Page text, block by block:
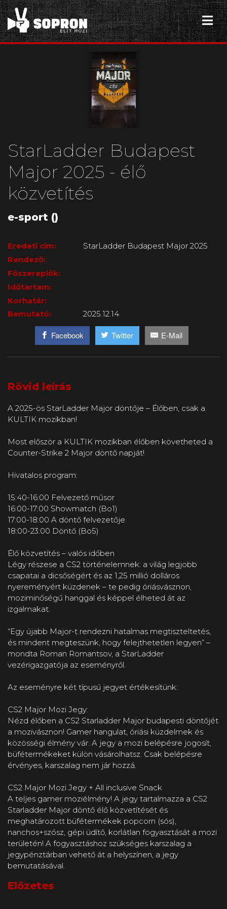
StarLadder Budapest
Major 2025 - élő
közvetítés
e-sport ()
Eredeti cím:
StarLadder Budapest Major 2025
Rendező:
Főszereplők:
Időtartam:
Korhatár:
Bemutató:
2025.12.14
Facebook Twitter E-Mail
Rövid leírás
A 2025-ös StarLadder Major döntője – Élőben, csak a
KULTIK mozikban!
Most először a KULTIK mozikban élőben követheted a
Counter-Strike 2 Major döntő napját!
Hivatalos program:
15:40-16:00 Felvezető műsor
16:00-17:00 Showmatch (Bo1)
17:00-18:00 A döntő felvezetője
18:00-23:00 Döntő (Bo5)
Élő közvetítés – valós időben
Légy részese a CS2 történelemnek: a világ legjobb
csapatai a dicsőségért és az 1,25 millió dolláros
nyereményért küzdenek – te pedig óriásvásznon,
moziminőségű hanggal és képpel élheted át az
izgalmakat.
“Egy újabb Major-t rendezni hatalmas megtiszteltetés,
és mindent megteszünk, hogy felejthetetlen legyen” –
mondta Roman Romantsov, a StarLadder
vezérigazgatója az eseményről.
Az eseményre két típusú jegyet értékesítünk:
CS2 Major Mozi Jegy:
Nézd élőben a CS2 Starladder Major budapesti döntőjét
a mozivásznon! Gamer hangulat, óriási küzdelmek és
közösségi élmény vár. A jegy a mozi belépésre jogosít,
büfétermékeket külön vásárolhatsz. Csak belépésre
érvényes, karszalag nem jár hozzá.
CS2 Major Mozi Jegy + All inclusive Snack
A teljes gamer moziélmény! A jegy tartalmazza a CS2
Starladder Major döntő élő közvetítését és
meghatározott büfétermékek popcorn (sós),
nanchos+szósz, gépi üdítő, korlátlan fogyasztását a mozi
területén! A fogyasztáshoz szükséges karszalag a
jegypénztárban vehető át a helyszínen, a jegy
bemutatásával.
Előzetes